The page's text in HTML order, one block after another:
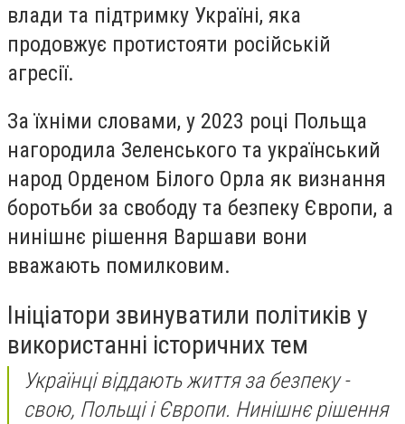
влади та підтримку Україні, яка
продовжує протистояти російській
агресії.
За їхніми словами, у 2023 році Польща
нагородила Зеленського та український
народ Орденом Білого Орла як визнання
боротьби за свободу та безпеку Європи, а
нинішнє рішення Варшави вони
вважають помилковим.
Ініціатори звинуватили політиків у
використанні історичних тем
Українці віддають життя за безпеку -
свою, Польщі і Європи. Нинішнє рішення